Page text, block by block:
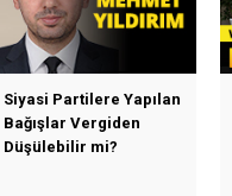
Siyasi Partilere Yapılan
Bağışlar Vergiden
Düşülebilir mi?